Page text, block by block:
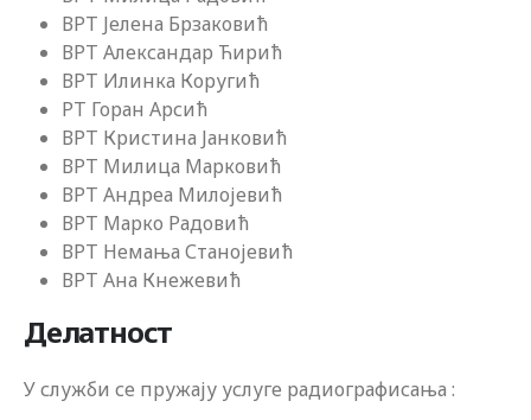
ВРТ Јелена Брзаковић
ВРТ Александар Ћирић
ВРТ Илинка Коругић
РТ Горан Арсић
ВРТ Кристина Јанковић
ВРТ Милица Марковић
ВРТ Андреа Милојевић
ВРТ Марко Радовић
ВРТ Немања Станојевић
ВРТ Ана Кнежевић
Делатност
У служби се пружају услуге радиографисања :